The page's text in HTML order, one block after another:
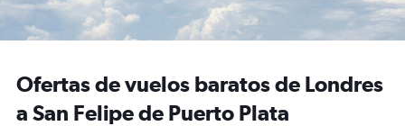
Ofertas de vuelos baratos de Londres
a San Felipe de Puerto Plata